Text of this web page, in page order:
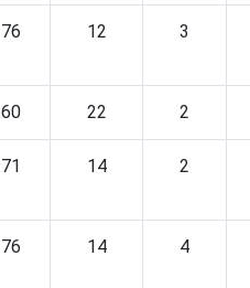
76 12 3
60 22 2
71 14 2
76 14 4